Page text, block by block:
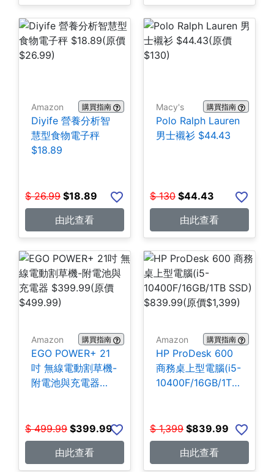
Amazon 購買指南
Diyife 營養分析智
慧型食物電子秤
$18.89
$ 26.99 $18.89
由此查看
Macy's 購買指南
Polo Ralph Lauren
男士襯衫 $44.43
$ 130 $44.43
由此查看
Amazon 購買指南
EGO POWER+ 21
吋 無線電動割草機-
附電池與充電器
$ 499.99 $399.99
由此查看
Amazon 購買指南
HP ProDesk 600
商務桌上型電腦(i5-
10400F/16GB/1TB
$ 1,399 $839.99
由此查看